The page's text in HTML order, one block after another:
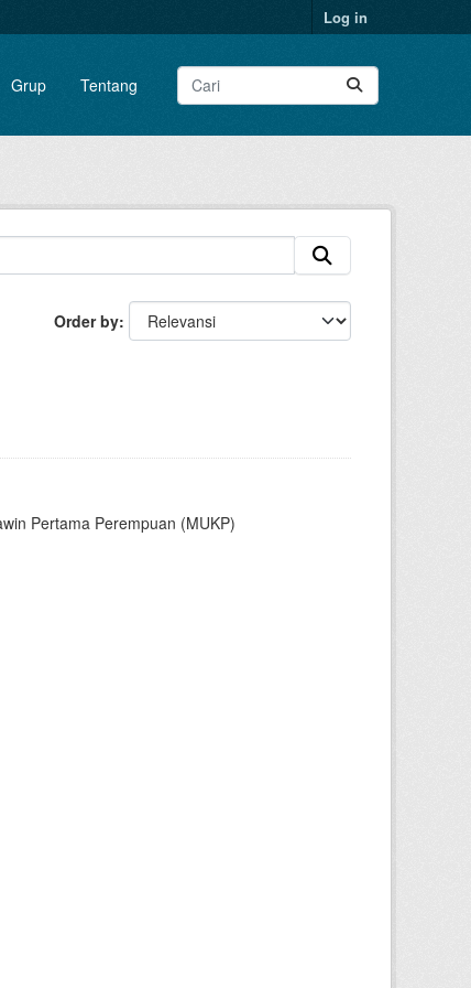
Log in
Grup Tentang
Order by
Pertama Perempuan (MUKP)